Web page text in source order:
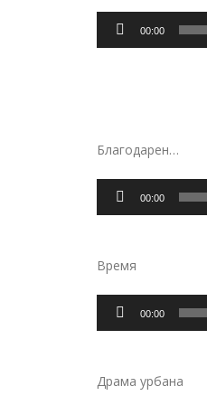
Аудиоплеер
00:00
Благодарен…
Аудиоплеер
00:00
Время
Аудиоплеер
00:00
Драма урбана